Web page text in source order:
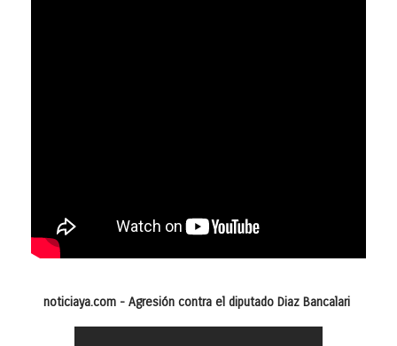
noticiaya.com - Agresión contra el diputado Diaz Bancalari